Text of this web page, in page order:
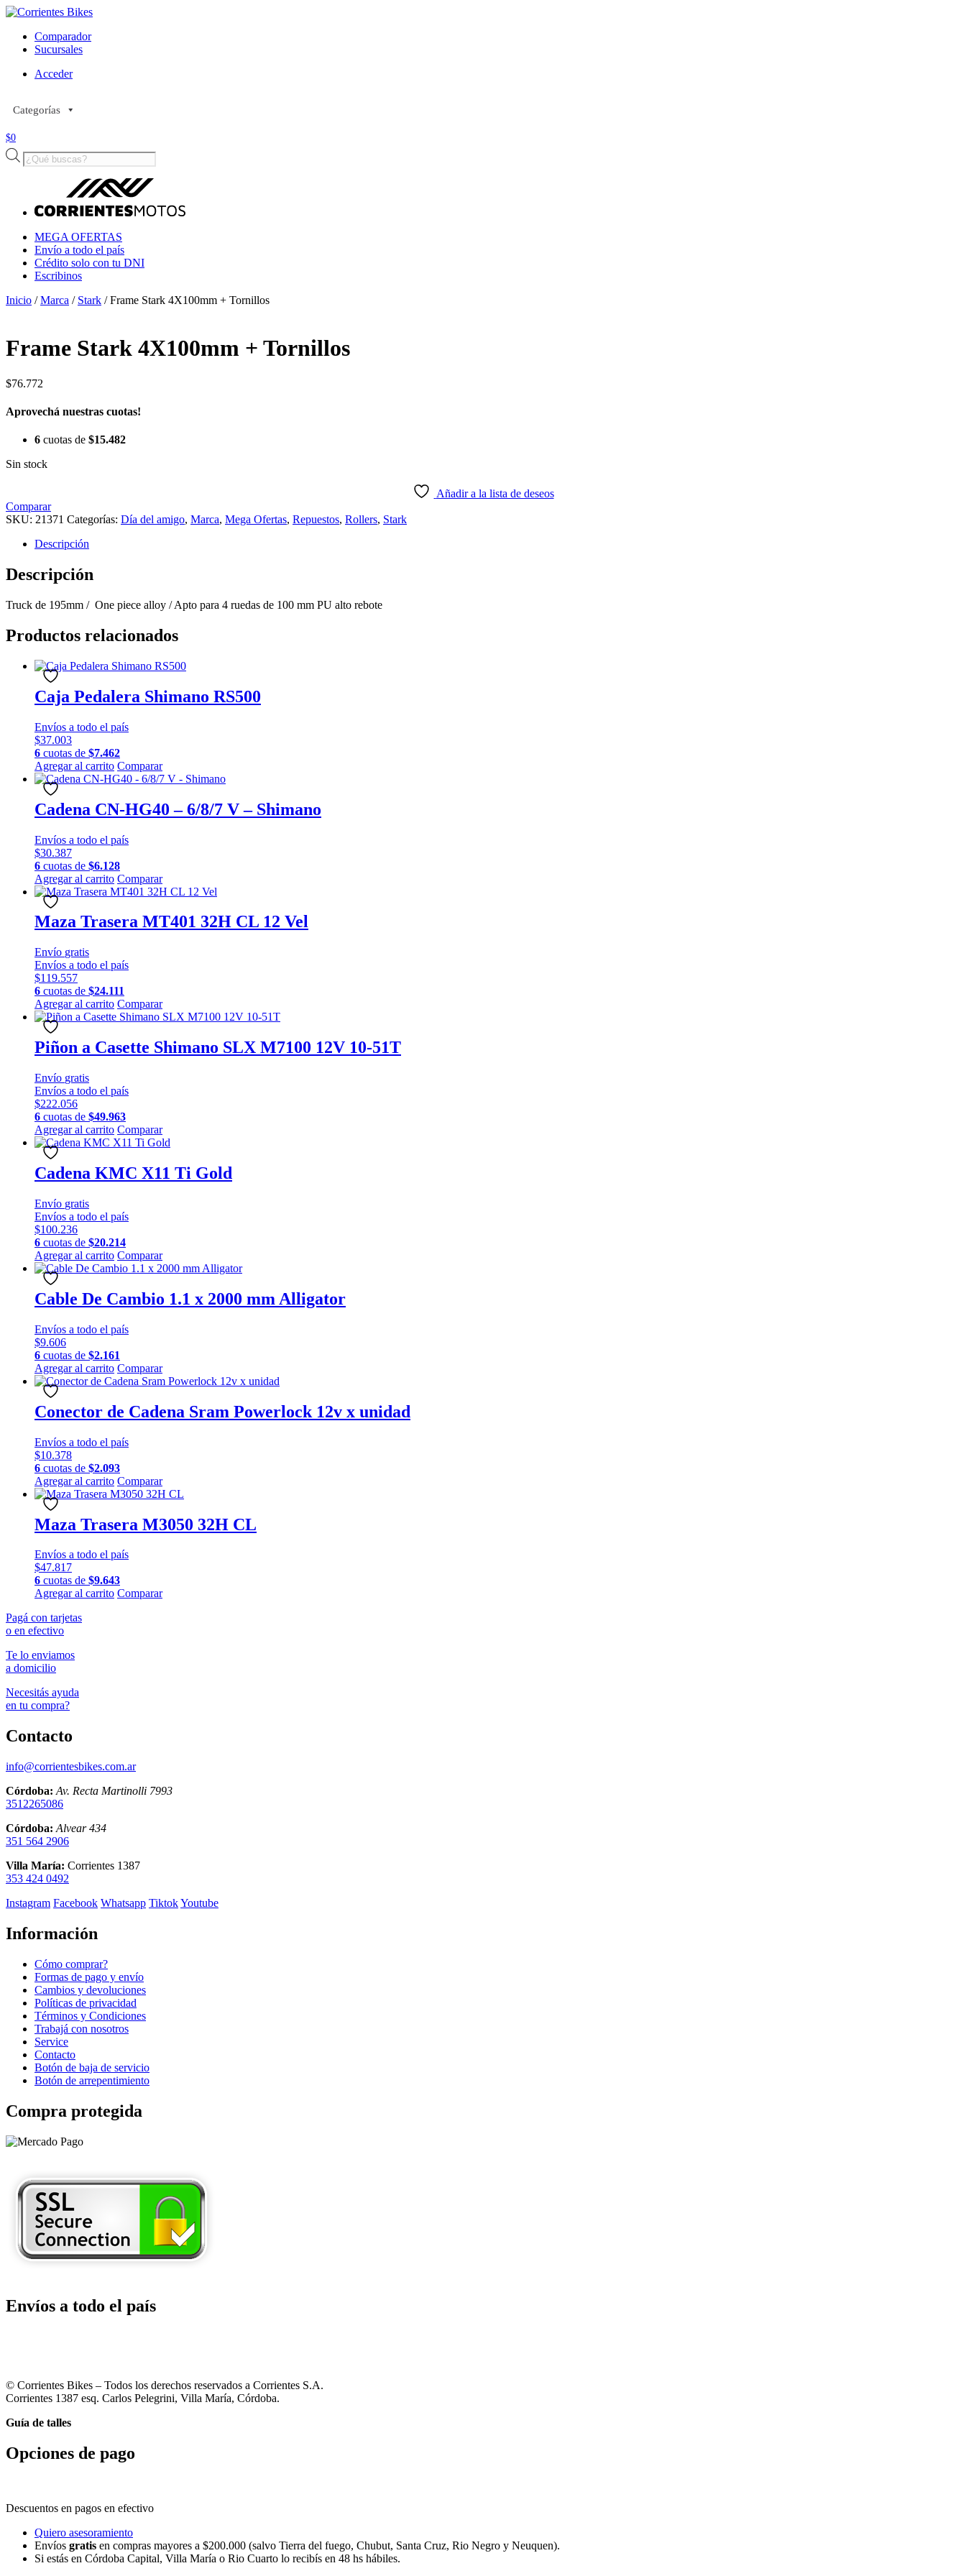
Comparador
Sucursales
Acceder
Categorías
$0
Búsqueda
de
MEGA OFERTAS
Envío a todo el país
Crédito solo con tu DNI
Escribinos
Inicio /Marca / Stark / Frame Stark 4X100mm + Tornillos
Frame Stark 4X100mm + Tornillos
$76.772
Aprovechá nuestras cuotas!
6 cuotas de $15.482
Sin stock
Añadir a la lista de deseos
Comparar
SKU: 21371 Categorías: Día del amigo, Marca, Mega Ofertas, Repuestos, Rollers, Stark
Descripción
Descripción
Truck de 195mm / One piece alloy / Apto para 4 ruedas de 100 mm PU alto rebote
Productos relacionados
Caja Pedalera Shimano RS500
Envíos a todo el país
$37.003
6 cuotas de $7.462
Agregar al carrito Comparar
Cadena CN-HG40 – 6/8/7 V – Shimano
Envíos a todo el país
$30.387
6 cuotas de $6.128
Agregar al carrito Comparar
Maza Trasera MT401 32H CL 12 Vel
Envío gratis
Envíos a todo el país
$119.557
6 cuotas de $24.111
Agregar al carrito Comparar
Piñon a Casette Shimano SLX M7100 12V 10-51T
Envío gratis
Envíos a todo el país
$222.056
6 cuotas de $49.963
Agregar al carrito Comparar
Cadena KMC X11 Ti Gold
Envío gratis
Envíos a todo el país
$100.236
6 cuotas de $20.214
Agregar al carrito Comparar
Cable De Cambio 1.1 x 2000 mm Alligator
Envíos a todo el país
$9.606
6 cuotas de $2.161
Agregar al carrito Comparar
Conector de Cadena Sram Powerlock 12v x unidad
Envíos a todo el país
$10.378
6 cuotas de $2.093
Agregar al carrito Comparar
Maza Trasera M3050 32H CL
Envíos a todo el país
$47.817
6 cuotas de $9.643
Agregar al carrito Comparar
Pagá con tarjetas
o en efectivo
Te lo enviamos
a domicilio
Necesitás ayuda
en tu compra?
Contacto
info@corrientesbikes.com.ar
Córdoba: Av. Recta Martinolli 7993
3512265086
Córdoba: Alvear 434
351 564 2906
Villa María: Corrientes 1387
353 424 0492
Instagram Facebook Whatsapp TiktokYoutube
Información
Cómo comprar?
Formas de pago y envío
Cambios y devoluciones
Políticas de privacidad
Términos y Condiciones
Trabajá con nosotros
Service
Contacto
Botón de baja de servicio
Botón de arrepentimiento
Compra protegida
Envíos a todo el país
© Corrientes Bikes – Todos los derechos reservados a Corrientes S.A.
Corrientes 1387 esq. Carlos Pelegrini, Villa María, Córdoba.
Guía de talles
Opciones de pago
Descuentos en pagos en efectivo
Quiero asesoramiento
Envíos gratis en compras mayores a $200.000 (salvo Tierra del fuego, Chubut, Santa Cruz, Rio Negro y Neuquen).
Si estás en Córdoba Capital, Villa María o Rio Cuarto lo recibís en 48 hs hábiles.